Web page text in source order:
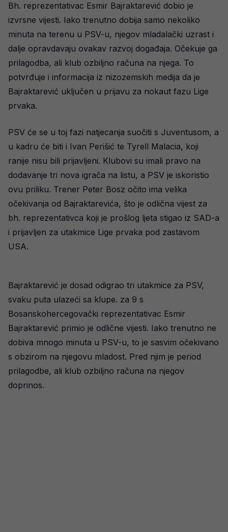
Bh. reprezentativac Esmir Bajraktarević dobio je
izvrsne vijesti. Iako trenutno dobija samo nekoliko
minuta na terenu u PSV-u, njegov mladalački uzrast i
dalje opravdavaju ovakav razvoj događaja. Očekuje ga
prilagodba, ali klub ozbiljno računa na njega. To
potvrđuje i informacija iz nizozemskih medija da je
Bajraktarević uključen u prijavu za nokaut fazu Lige
prvaka.
PSV će se u toj fazi natjecanja suočiti s Juventusom, a
u kadru će biti i Ivan Perišić te Tyrell Malacia, koji
ranije nisu bili prijavljeni. Klubovi su imali pravo na
dodavanje tri nova igrača na listu, a PSV je iskoristio
ovu priliku. Trener Peter Bosz očito ima velika
očekivanja od Bajraktarevića, što je odlična vijest za
bh. reprezentativca koji je prošlog ljeta stigao iz SAD-a
i prijavljen za utakmice Lige prvaka pod zastavom
USA.
Bajraktarević je dosad odigrao tri utakmice za PSV,
svaku puta ulazeći sa klupe. za 9 s
Bosanskohercegovački reprezentativac Esmir
Bajraktarević primio je odlične vijesti. Iako trenutno ne
dobiva mnogo minuta u PSV-u, to je sasvim očekivano
s obzirom na njegovu mladost. Pred njim je period
prilagodbe, ali klub ozbiljno računa na njegov
doprinos.